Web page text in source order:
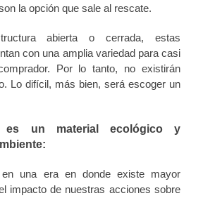
la opción que sale al rescate.
abierta o cerrada, estas
con una amplia variedad para casi
Por lo tanto, no existirán
Lo difícil, más bien, será escoger un
un material ecológico y
en una era en donde existe mayor
impacto de nuestras acciones sobre